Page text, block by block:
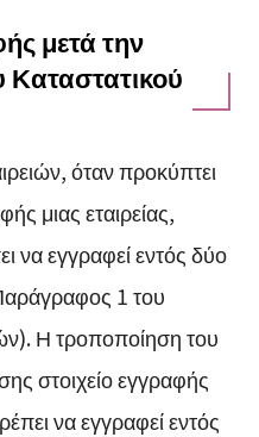
μετά την
όταν προκύπτει
μιας εταιρείας,
να εγγραφεί εντός δύο
1 του
Η τροποποίηση του
στοιχείο εγγραφής
να εγγραφεί εντός